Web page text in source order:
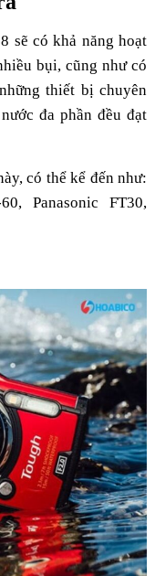
sẽ có khả năng hoạt
bụi, cũng như có
thiết bị chuyên
đa phần đều đạt
có thể kể đến như:
Panasonic FT30,